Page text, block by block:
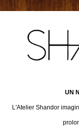
UN
L'Atelier Shandor